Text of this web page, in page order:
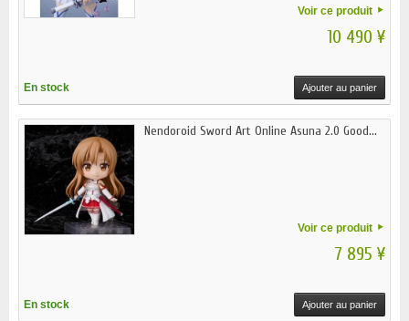
Voir ce produit
10 490 ¥
En stock Ajouter au panier
Nendoroid Sword Art Online Asuna 2.0 Good...
Voir ce produit
7 895 ¥
En stock Ajouter au panier